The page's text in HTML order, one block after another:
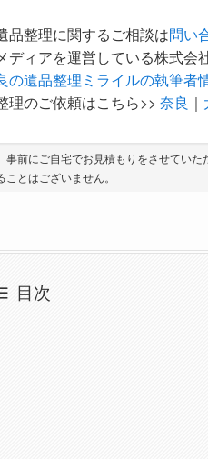
品整理に関するご相談は問い
ディアを運営している株式会
の遺品整理ミライルの執筆者
理のご依頼はこちら>>奈良 ｜
前にご自宅でお見積もりをさせてい
とはございません。
目次